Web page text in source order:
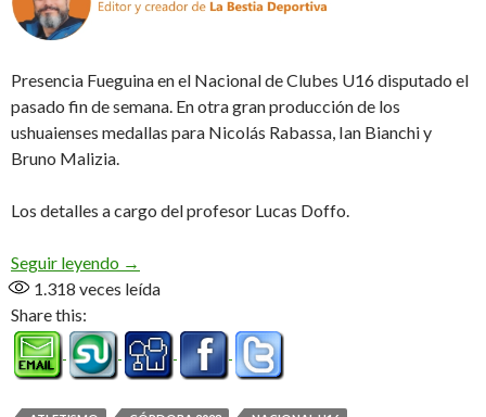
Presencia Fueguina en el Nacional de Clubes U16 disputado el
pasado fin de semana. En otra gran producción de los
ushuaienses medallas para Nicolás Rabassa, Ian Bianchi y
Bruno Malizia.
Los detalles a cargo del profesor Lucas Doffo.
Seguir leyendo Los «pibes» la rompieron en Córdoba (Audio)
→
1.318 veces leída
Share this: